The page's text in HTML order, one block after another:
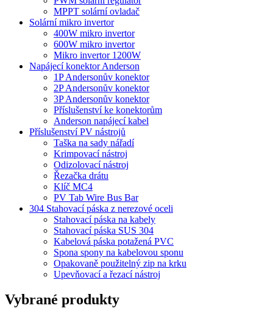
MPPT solární ovladač
Solární mikro invertor
400W mikro invertor
600W mikro invertor
Mikro invertor 1200W
Napájecí konektor Anderson
1P Andersonův konektor
2P Andersonův konektor
3P Andersonův konektor
Příslušenství ke konektorům
Anderson napájecí kabel
Příslušenství PV nástrojů
Taška na sady nářadí
Krimpovací nástroj
Odizolovací nástroj
Řezačka drátu
Klíč MC4
PV Tab Wire Bus Bar
304 Stahovací páska z nerezové oceli
Stahovací páska na kabely
Stahovací páska SUS 304
Kabelová páska potažená PVC
Spona spony na kabelovou sponu
Opakovaně použitelný zip na krku
Upevňovací a řezací nástroj
Vybrané produkty